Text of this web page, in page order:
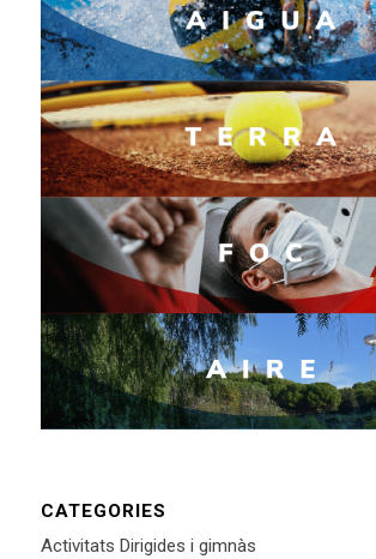
CATEGORIES
Activitats Dirigides i gimnàs